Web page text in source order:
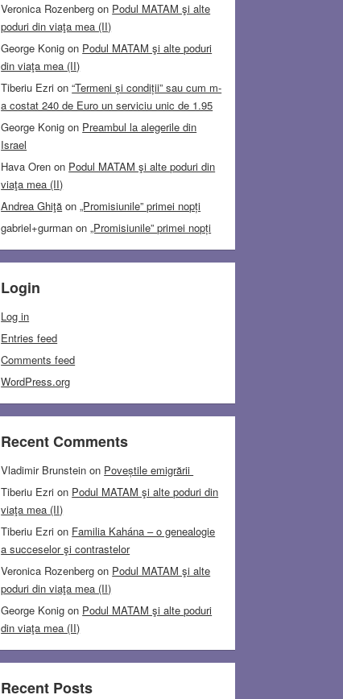
Veronica Rozenberg on Podul MATAM şi alte
poduri din viaţa mea (II)
George Konig on Podul MATAM şi alte poduri
din viaţa mea (II)
Tiberiu Ezri on“Termeni și condiții” sau cum m-
a costat 240 de Euro un serviciu unic de 1.95
George Konig on Preambul la alegerile din
Israel
Hava Oren on Podul MATAM şi alte poduri din
viaţa mea (II)
Andrea Ghiţă on„Promisiunile” primei nopți
gabriel+gurman on„Promisiunile” primei nopți
Login
Log in
Entries feed
Comments feed
WordPress.org
Recent Comments
Vladimir Brunstein on Poveștile emigrării
Tiberiu Ezri on Podul MATAM şi alte poduri din
viaţa mea (II)
Tiberiu Ezri on Familia Kahána – o genealogie
a succeselor şi contrastelor
Veronica Rozenberg on Podul MATAM şi alte
poduri din viaţa mea (II)
George Konig on Podul MATAM şi alte poduri
din viaţa mea (II)
Recent Posts